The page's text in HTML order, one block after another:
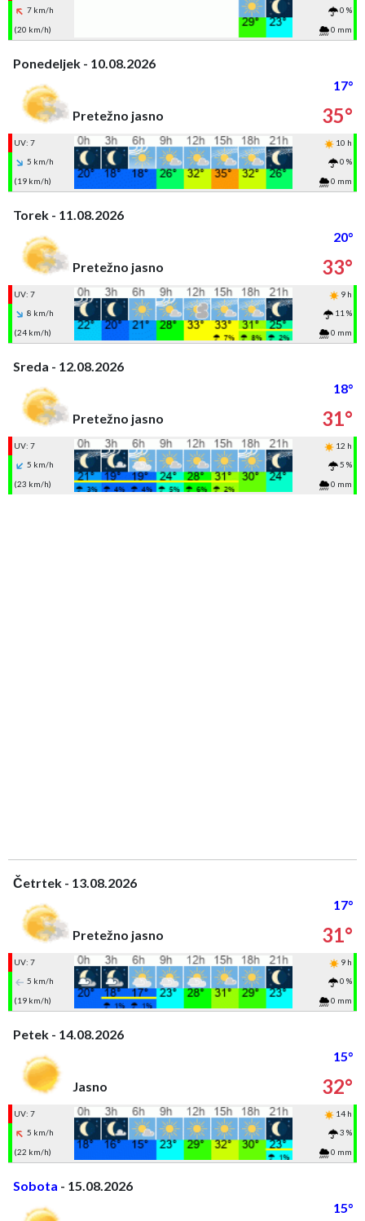
7 km/h
0 %
(20 km/h)
0 mm
Ponedeljek - 10.08.2026
17°
Pretežno jasno
35°
UV: 7
10 h
5 km/h
0 %
(19 km/h)
0 mm
Torek - 11.08.2026
20°
Pretežno jasno
33°
UV: 7
9 h
8 km/h
11 %
(24 km/h)
0 mm
Sreda - 12.08.2026
18°
Pretežno jasno
31°
UV: 7
12 h
5 km/h
5 %
(23 km/h)
0 mm
Četrtek - 13.08.2026
17°
Pretežno jasno
31°
UV: 7
9 h
5 km/h
0 %
(19 km/h)
0 mm
Petek - 14.08.2026
15°
Jasno
32°
UV: 7
14 h
5 km/h
3 %
(22 km/h)
0 mm
Sobota - 15.08.2026
15°